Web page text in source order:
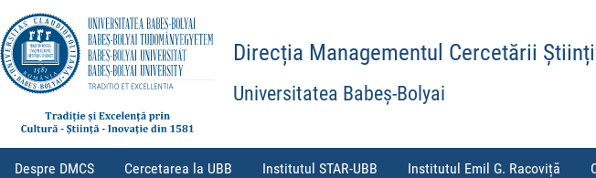
Direcția Managementul Cercetării
Universitatea Babeș-Bolyai
Despre DMCS Cercetarea la UBB Institutul STAR-UBB Institutul Emil G. Racoviță